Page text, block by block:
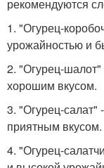
рекомендуются
1. "Огурец-
урожайностью и
2. "Огурец-
хорошим вкусом.
3. "Огурец-салат"
приятным вкусом.
4. "Огурец-